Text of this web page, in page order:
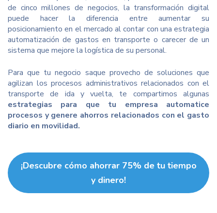
de cinco millones de negocios, la transformación digital
puede hacer la diferencia entre aumentar su
posicionamiento en el mercado al contar con una estrategia
automatización de gastos en transporte o carecer de un
sistema que mejore la logística de su personal.
Para que tu negocio saque provecho de soluciones que
agilizan los procesos administrativos relacionados con el
transporte de ida y vuelta, te compartimos algunas
estrategias para que tu empresa automatice
procesos y genere ahorros relacionados con el gasto
diario en movilidad.
¡Descubre cómo ahorrar 75% de tu tiempo
y dinero!